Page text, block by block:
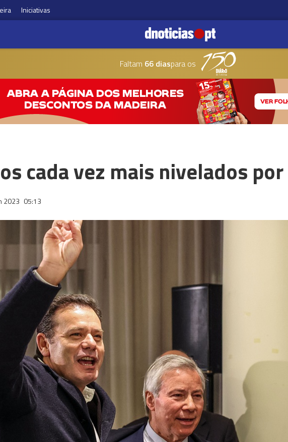
Iniciativas
Faltam 66 diaspara os
cada vez mais nivelados
2023 05:13